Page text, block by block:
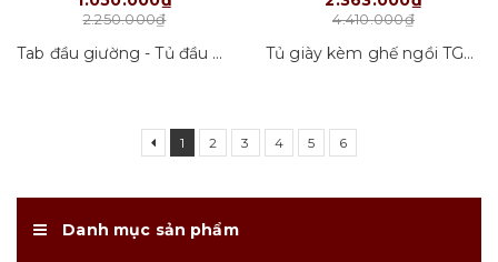
2.250.000₫
Tab đầu giường - Tủ đầu giường Tab01_VD01
4.410.000₫
Tủ giày kèm ghế ngồi TGGN_VD01
1 2 3 4 5 6
Danh mục sản phẩm